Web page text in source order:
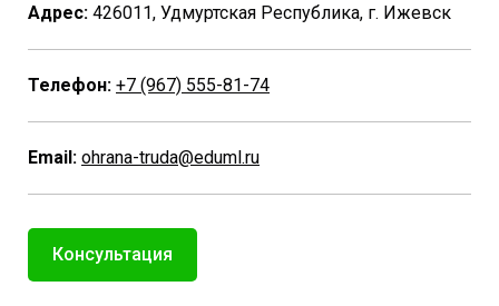
Адрес: 426011, Удмуртская Республика, г. Ижевск
Телефон: +7 (967) 555-81-74
Email: ohrana-truda@eduml.ru
Консультация